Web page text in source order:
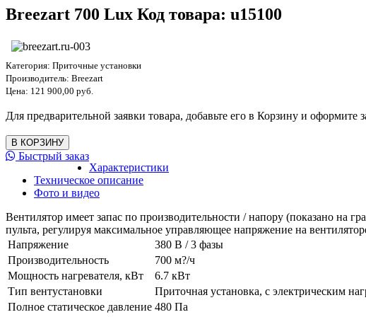
Breezart 700 Lux Код товара: u15100
Категория: Приточные установки
Производитель: Breezart
Цена: 121 900,00 руб.
Для предварительной заявки товара, добавьте его в Корзину и оформите
Быстрый заказ
Характеристики
Техническое описание
Фото и видео
Вентилятор имеет запас по производительности / напору (показано на
пульта, регулируя максимальное управляющее напряжение на
Напряжение
380 В / 3 фазы
Производительность
700 м?/ч
Мощность нагревателя, кВт
6.7 кВт
Тип вентустановки
Приточная установка, с электрическим
Полное статическое давление 480 Па